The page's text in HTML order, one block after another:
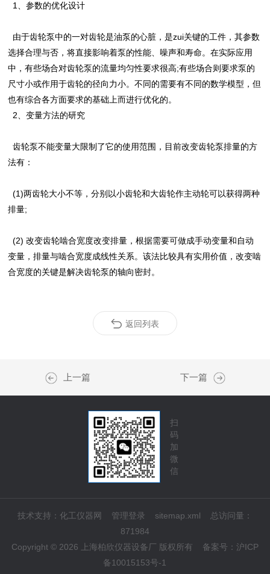
1、参数的优化设计
由于齿轮泵中的一对齿轮是油泵的心脏，是zui关键的工件，其参数
选择合理与否，将直接影响着泵的性能、噪声和寿命。在实际应用
中，有些场合对齿轮泵的流量均匀性要求很高;有些场合则要求泵的
尺寸小或作用于齿轮的径向力小。不同的需要有不同的数学模型，但
也有综合各方面要求的基础上而进行优化的。
2、变量方法的研究
齿轮泵不能变量大限制了它的使用范围，目前改变齿轮泵排量的方
法有：
(1)两齿轮大小不等，分别以小齿轮和大齿轮作主动轮可以获得两种
排量;
(2) 改变齿轮啮合宽度改变排量，根据需要可做成手动变量和自动
变量，排量与啮合宽度成线性关系。该法比较具有实用价值，改变啮
合宽度的关键是解决齿轮泵的轴向密封。
返回列表
上一篇 下一篇
扫
码
加
微
信
技术支持： 化工仪器网 管理登录 sitemap.xml
总访问量：
871984
Copyright © 2026 上海柏欣仪器设备厂 版权所有 备案号： 沪ICP
备10015153号-1